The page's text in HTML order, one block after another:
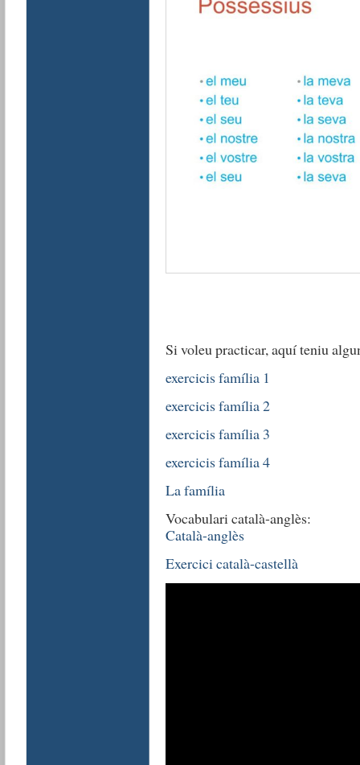
Si voleu practicar, aquí teniu
exercicis família 1
exercicis família 2
exercicis família 3
exercicis família 4
La família
Vocabulari català-anglès:
Català-anglès
Exercici català-castellà